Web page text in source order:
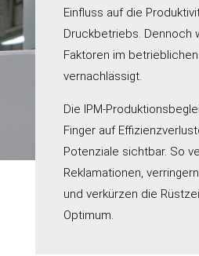
Einfluss auf die
Druckbetriebs. Dennoch
Faktoren im betrieblichen
vernachlässigt.
Die IPM-
Finger auf
Potenziale sichtbar. So
Reklamationen,
und verkürzen die
Optimum.